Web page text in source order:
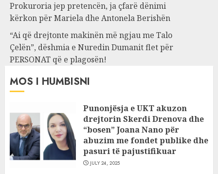
Prokuroria jep pretencën, ja çfarë dënimi
kërkon për Mariela dhe Antonela Berishën
“Ai që drejtonte makinën më ngjau me Talo
Çelën”, dëshmia e Nuredin Dumanit flet për
PERSONAT që e plagosën!
MOS I HUMBISNI
Punonjësja e UKT akuzon
drejtorin Skerdi Drenova dhe
“bosen” Joana Nano për
abuzim me fondet publike dhe
pasuri të pajustifikuar
JULY 24, 2025